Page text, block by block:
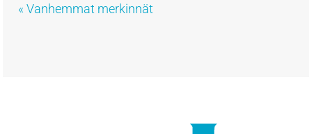
« Vanhemmat merkinnät